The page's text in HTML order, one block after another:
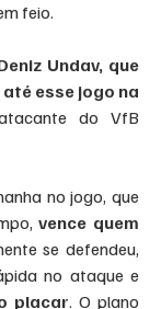
feio.
Undav, que
esse jogo na
do VfB
no jogo, que
vence quem
se defendeu,
no ataque e
placar. O plano